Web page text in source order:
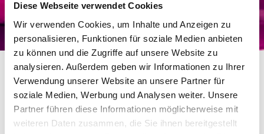
Diese Webseite verwendet Cookies
Wir verwenden Cookies, um Inhalte und Anzeigen zu
personalisieren, Funktionen für soziale Medien anbieten
zu können und die Zugriffe auf unsere Website zu
analysieren. Außerdem geben wir Informationen zu Ihrer
Verwendung unserer Website an unsere Partner für
soziale Medien, Werbung und Analysen weiter. Unsere
Partner führen diese Informationen möglicherweise mit
weiteren Daten zusammen, die Sie ihnen bereitgestellt
einkaufs
plattform